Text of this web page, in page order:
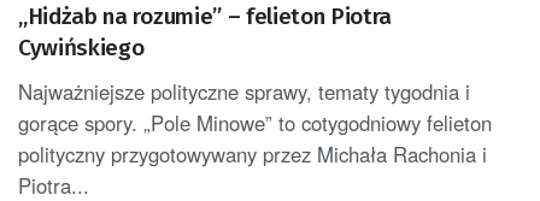
„Hidżab na rozumie” – felieton Piotra
Cywińskiego
Najważniejsze polityczne sprawy, tematy tygodnia i
gorące spory. „Pole Minowe” to cotygodniowy felieton
polityczny przygotowywany przez Michała Rachonia i
Piotra...